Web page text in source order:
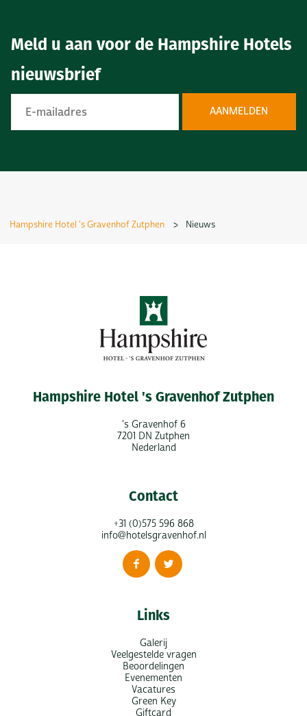
Meld u aan voor de Hampshire Hotels
nieuwsbrief
Hampshire Hotel 's Gravenhof Zutphen > Nieuws
Hampshire Hotel 's Gravenhof Zutphen
's Gravenhof 6
7201 DN Zutphen
Nederland
Contact
+31 (0)575 596 868
info@hotelsgravenhof.nl
Links
Galerij
Veelgestelde vragen
Beoordelingen
Evenementen
Vacatures
Green Key
Giftcard